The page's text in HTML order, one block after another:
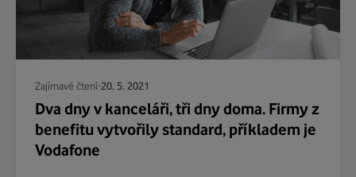
Zajímavé čtení 20. 5. 2021
Dva dny v kanceláři, tři dny doma. Firmy z
benefitu vytvořily standard, příkladem je
Vodafone